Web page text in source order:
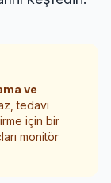
ve
tedavi
için bir
monitör